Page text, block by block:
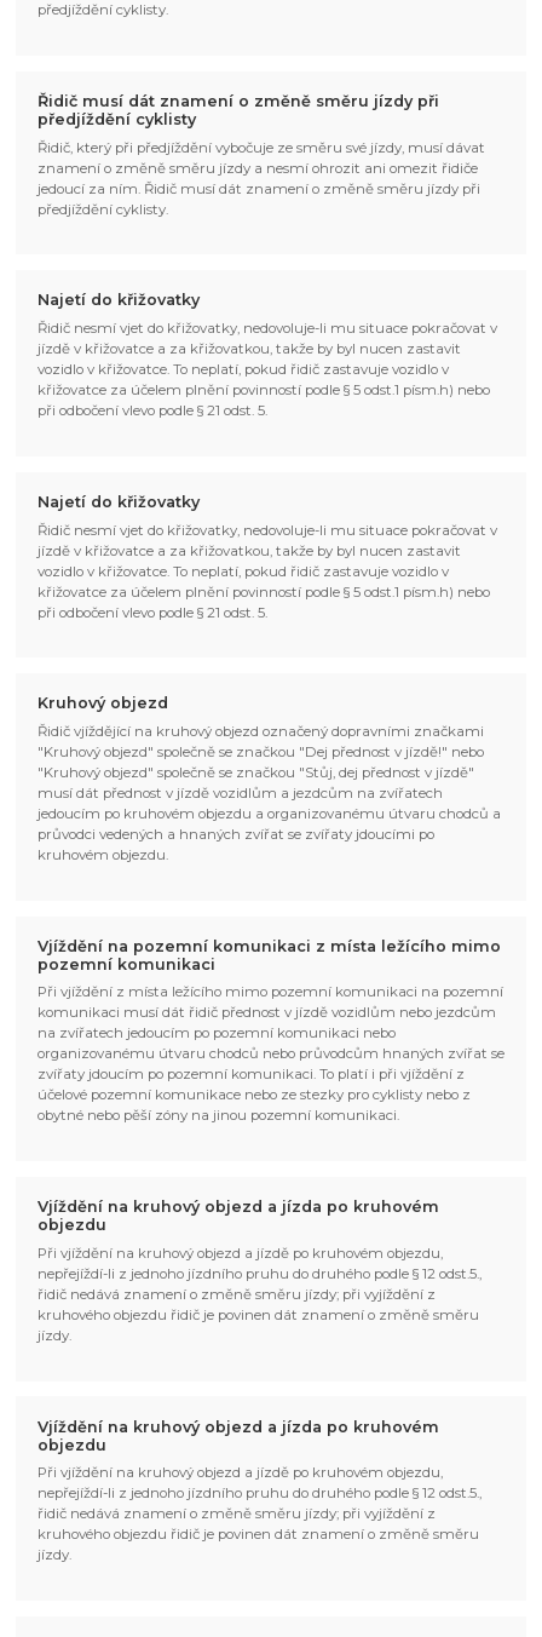
předjíždění cyklisty.
Řidič musí dát znamení o změně směru jízdy při
předjíždění cyklisty
Řidič, který při předjíždění vybočuje ze směru své jízdy, musí dávat
znamení o změně směru jízdy a nesmí ohrozit ani omezit řidiče
jedoucí za ním. Řidič musí dát znamení o změně směru jízdy při
předjíždění cyklisty.
Najetí do křižovatky
Řidič nesmí vjet do křižovatky, nedovoluje-li mu situace pokračovat v
jízdě v křižovatce a za křižovatkou, takže by byl nucen zastavit
vozidlo v křižovatce. To neplatí, pokud řidič zastavuje vozidlo v
křižovatce za účelem plnění povinností podle § 5 odst.1 písm.h) nebo
při odbočení vlevo podle § 21 odst. 5.
Najetí do křižovatky
Řidič nesmí vjet do křižovatky, nedovoluje-li mu situace pokračovat v
jízdě v křižovatce a za křižovatkou, takže by byl nucen zastavit
vozidlo v křižovatce. To neplatí, pokud řidič zastavuje vozidlo v
křižovatce za účelem plnění povinností podle § 5 odst.1 písm.h) nebo
při odbočení vlevo podle § 21 odst. 5.
Kruhový objezd
Řidič vjíždějící na kruhový objezd označený dopravními značkami
"Kruhový objezd" společně se značkou "Dej přednost v jízdě!" nebo
"Kruhový objezd" společně se značkou "Stůj, dej přednost v jízdě"
musí dát přednost v jízdě vozidlům a jezdcům na zvířatech
jedoucím po kruhovém objezdu a organizovanému útvaru chodců a
průvodci vedených a hnaných zvířat se zvířaty jdoucími po
kruhovém objezdu.
Vjíždění na pozemní komunikaci z místa ležícího mimo
pozemní komunikaci
Při vjíždění z místa ležícího mimo pozemní komunikaci na pozemní
komunikaci musí dát řidič přednost v jízdě vozidlům nebo jezdcům
na zvířatech jedoucím po pozemní komunikaci nebo
organizovanému útvaru chodců nebo průvodcům hnaných zvířat se
zvířaty jdoucím po pozemní komunikaci. To platí i při vjíždění z
účelové pozemní komunikace nebo ze stezky pro cyklisty nebo z
obytné nebo pěší zóny na jinou pozemní komunikaci.
Vjíždění na kruhový objezd a jízda po kruhovém
objezdu
Při vjíždění na kruhový objezd a jízdě po kruhovém objezdu,
nepřejíždí-li z jednoho jízdního pruhu do druhého podle § 12 odst.5.,
řidič nedává znamení o změně směru jízdy; při vyjíždění z
kruhového objezdu řidič je povinen dát znamení o změně směru
jízdy.
Vjíždění na kruhový objezd a jízda po kruhovém
objezdu
Při vjíždění na kruhový objezd a jízdě po kruhovém objezdu,
nepřejíždí-li z jednoho jízdního pruhu do druhého podle § 12 odst.5.,
řidič nedává znamení o změně směru jízdy; při vyjíždění z
kruhového objezdu řidič je povinen dát znamení o změně směru
jízdy.